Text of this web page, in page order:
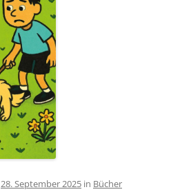
28. September 2025 in Bücher